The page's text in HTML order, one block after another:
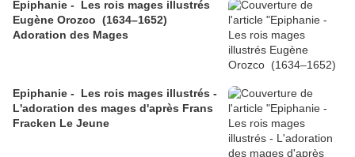
Epiphanie - Les rois mages illustrés
Eugène Orozco (1634–1652)
Adoration des Mages
Epiphanie - Les rois mages illustrés -
L'adoration des mages d'après Frans
Fracken Le Jeune